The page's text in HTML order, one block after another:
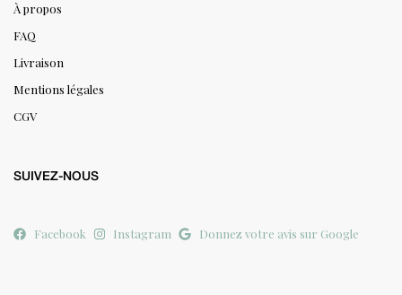
À propos
FAQ
Livraison
Mentions légales
CGV
SUIVEZ-NOUS
Facebook Instagram Donnez votre avis sur Google